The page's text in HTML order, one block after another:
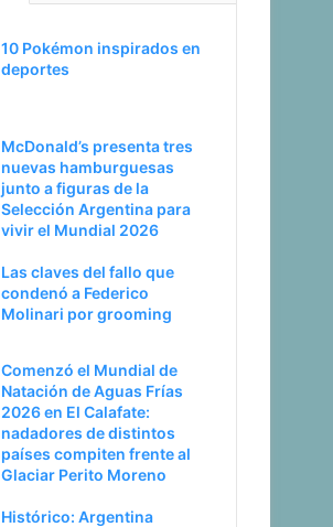
10 Pokémon inspirados en
deportes
McDonald’s presenta tres
nuevas hamburguesas
junto a figuras de la
Selección Argentina para
vivir el Mundial 2026
Las claves del fallo que
condenó a Federico
Molinari por grooming
Comenzó el Mundial de
Natación de Aguas Frías
2026 en El Calafate:
nadadores de distintos
países compiten frente al
Glaciar Perito Moreno
Histórico: Argentina